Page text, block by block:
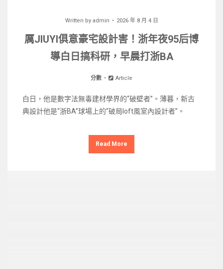
Written by admin 2026 年 8 月 4 日
厲JIUYI俱意豪宅設計害！浙年夜95后博
導白日搞科研，早晨打浙BA
分數 Article
白日，他是數字法無毒建材學界的“破壁者”。薄暮，新古
典設計他是“浙BA”球場上的“破局loft風室內設計者”。
Read More